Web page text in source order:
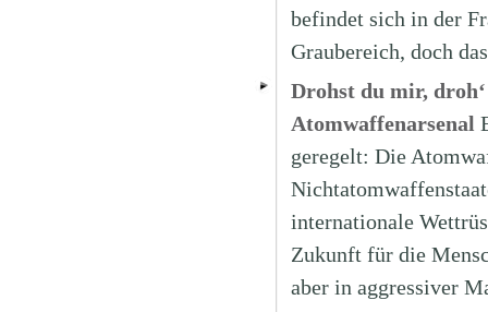
befindet sich in der
Graubereich, doch
Drohst du mir,
Atomwaffenarsenal
geregelt: Die
internationale
Zukunft für die
aber in aggressiver